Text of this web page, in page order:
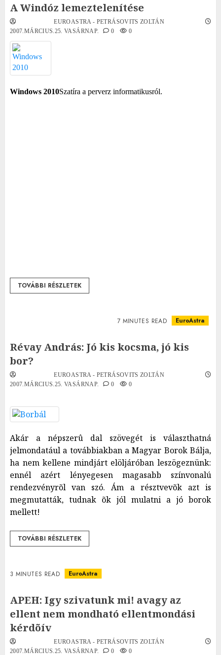
A Windóz lemeztelenítése
EUROASTRA - PETRÁSOVITS ZOLTÁN
2007.MÁRCIUS.25. VASÁRNAP.
0 0
Windows 2010Szatíra a perverz informatikusról.
TOVÁBBI RÉSZLETEK
7 MINUTES READ EuroAstra
Révay András: Jó kis kocsma, jó kis
bor?
EUROASTRA - PETRÁSOVITS ZOLTÁN
2007.MÁRCIUS.25. VASÁRNAP.
0 0
Akár a népszerû dal szövegét is választhatná
jelmondatául a továbbiakban a Magyar Borok Bálja,
ha nem kellene mindjárt elöljáróban leszögeznünk:
ennél azért lényegesen magasabb színvonalú
rendezvényrõl van szó. Ám a résztvevõk azt is
megmutatták, tudnak õk jól mulatni a jó borok
mellett!
TOVÁBBI RÉSZLETEK
3 MINUTES READ EuroAstra
APEH: Igy szivatunk mi! avagy az
ellent nem mondható ellentmondási
kérdõív
EUROASTRA - PETRÁSOVITS ZOLTÁN
2007.MÁRCIUS.25. VASÁRNAP.
0 0